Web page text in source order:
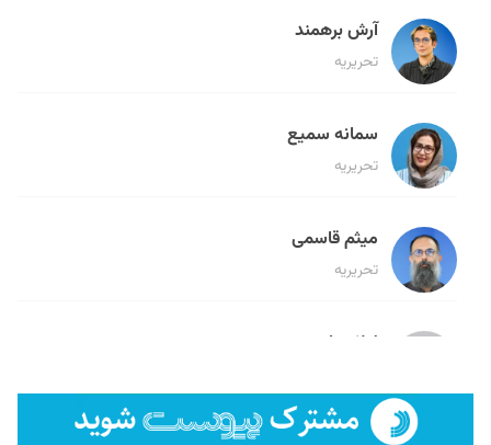
آرش برهمند
تحریریه
سمانه سمیع
تحریریه
میثم قاسمی
تحریریه
لیلا حنارود